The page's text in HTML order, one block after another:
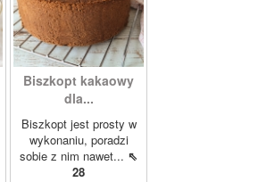
Biszkopt kakaowy
dla...
Biszkopt jest prosty w
wykonaniu, poradzi
sobie z nim nawet... ⇖
28